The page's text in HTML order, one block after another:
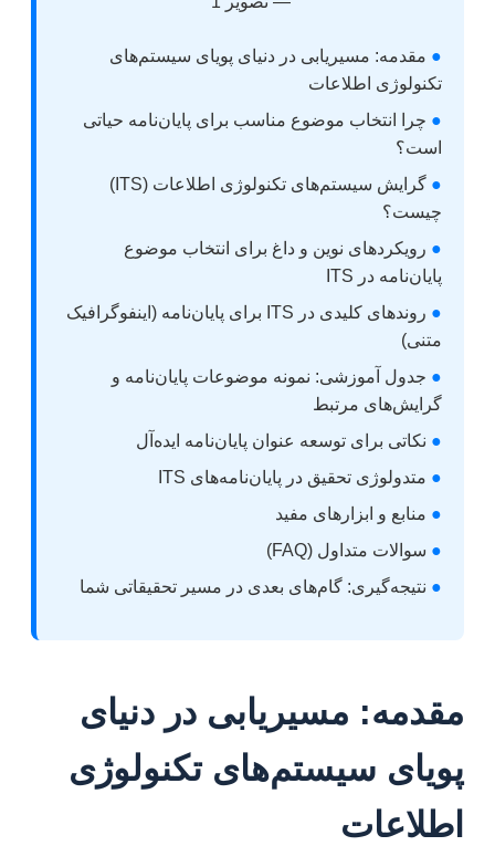
● مقدمه: مسیریابی در دنیای پویای سیستم‌های
تکنولوژی اطلاعات
● چرا انتخاب موضوع مناسب برای پایان‌نامه حیاتی
است؟
●
گرایش سیستم‌های تکنولوژی اطلاعات (ITS)
چیست؟
● رویکردهای نوین و داغ برای انتخاب موضوع
پایان‌نامه در ITS
●
روندهای کلیدی در ITS برای پایان‌نامه (اینفوگرافیک
متنی)
● جدول آموزشی: نمونه موضوعات پایان‌نامه و
گرایش‌های مرتبط
● نکاتی برای توسعه عنوان پایان‌نامه ایده‌آل
● متدولوژی تحقیق در پایان‌نامه‌های ITS
● منابع و ابزارهای مفید
● سوالات متداول (FAQ)
● نتیجه‌گیری: گام‌های بعدی در مسیر تحقیقاتی شما
مقدمه: مسیریابی در دنیای
پویای سیستم‌های تکنولوژی
اطلاعات